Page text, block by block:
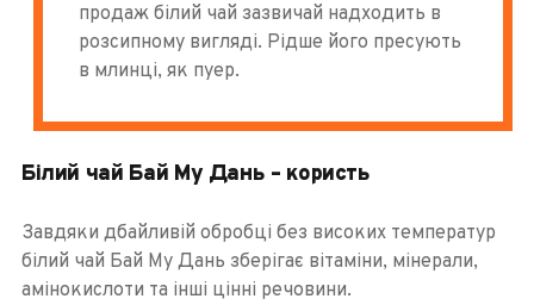
продаж білий чай зазвичай надходить в
розсипному вигляді. Рідше його пресують
в млинці, як пуер.
Білий чай Бай Му Дань – користь
Завдяки дбайливій обробці без високих температур
білий чай Бай Му Дань зберігає вітаміни, мінерали,
амінокислоти та інші цінні речовини.